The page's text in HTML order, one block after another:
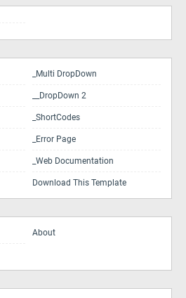
_Multi DropDown
__DropDown 2
_ShortCodes
_Error Page
_Web Documentation
Download This Template
About